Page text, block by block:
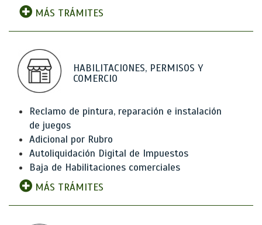
MÁS TRÁMITES
HABILITACIONES, PERMISOS Y
COMERCIO
Reclamo de pintura, reparación e instalación
de juegos
Adicional por Rubro
Autoliquidación Digital de Impuestos
Baja de Habilitaciones comerciales
MÁS TRÁMITES